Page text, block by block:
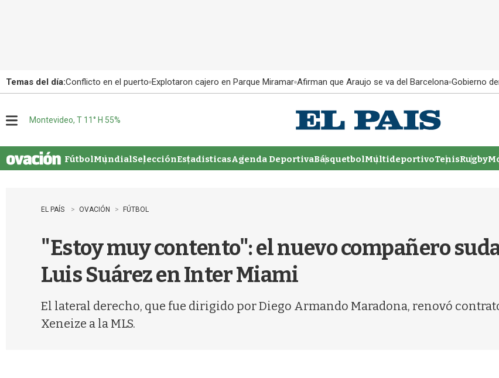
Temas del día:Conflicto en el puerto Explotaron cajero en Parque Miramar Afirman que Araujo se va del Barcelona Gobierno
u
Montevideo, T 11° H 55%
FútbolMundialSelecciónEstadisticasAgenda DeportivaBásquetbolMultideportivoTenisRugby
EL PAÍS OVACIÓN FÚTBOL
"Estoy muy contento": el nuevo compañero
Luis Suárez en Inter Miami
El lateral derecho, que fue dirigido por Diego Armando Maradona, renovó
Xeneize a la MLS.